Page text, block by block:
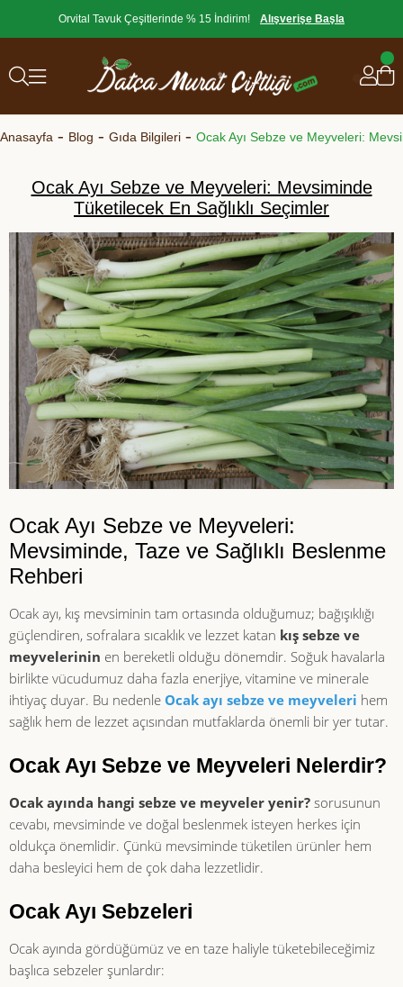
Orvital Tavuk Çeşitlerinde % 15 İndirim! Alışverişe Başla
Anasayfa Blog Gıda Bilgileri
Ocak Ayı Sebze ve Meyveleri: Mevsiminde
Tüketilecek En Sağlıklı Seçimler
Ocak Ayı Sebze ve Meyveleri:
Mevsiminde, Taze ve Sağlıklı Beslenme
Rehberi
Ocak ayı, kış mevsiminin tam ortasında olduğumuz; bağışıklığı
güçlendiren, sofralara sıcaklık ve lezzet katan kış sebze ve
meyvelerinin en bereketli olduğu dönemdir. Soğuk havalarla
birlikte vücudumuz daha fazla enerjiye, vitamine ve minerale
ihtiyaç duyar. Bu nedenle Ocak ayı sebze ve meyveleri hem
sağlık hem de lezzet açısından mutfaklarda önemli bir yer tutar.
Ocak Ayı Sebze ve Meyveleri Nelerdir?
Ocak ayında hangi sebze ve meyveler yenir? sorusunun
cevabı, mevsiminde ve doğal beslenmek isteyen herkes için
oldukça önemlidir. Çünkü mevsiminde tüketilen ürünler hem
daha besleyici hem de çok daha lezzetlidir.
Ocak Ayı Sebzeleri
Ocak ayında gördüğümüz ve en taze haliyle tüketebileceğimiz
başlıca sebzeler şunlardır: